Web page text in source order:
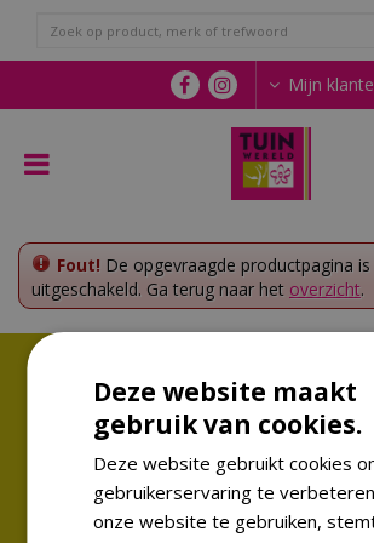
n
a
Mijn
Fout! De opgevraagde productpagina
uitgeschakeld. Ga terug naar het overzicht.
Volg ons!
Altijd op de hoogte van de laatste
Deze website maakt
gebruik van cookies.
Deze website gebruikt cookies
gebruikerservaring te
onze website te gebruiken,